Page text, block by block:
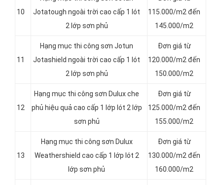
10
Jotatough ngoài trời cao cấp 1 lót
2 lớp sơn phủ
115.000/m2 đến
145.000/m2
11
Hạng mục thi công sơn Jotun
Jotashield ngoài trời cao cấp 1 lót
2 lớp sơn phủ
Đơn giá từ
120.000/m2 đến
150.000/m2
12
Hạng mục thi công sơn Dulux che
phủ hiệu quả cao cấp 1 lớp lót 2 lớp
sơn phủ
Đơn giá từ
125.000/m2 đến
155.000/m2
13
Hạng mục thi công sơn Dulux
Weathershield cao cấp 1 lớp lót 2
lớp sơn phủ
Đơn giá từ
130.000/m2 đến
160.000/m2